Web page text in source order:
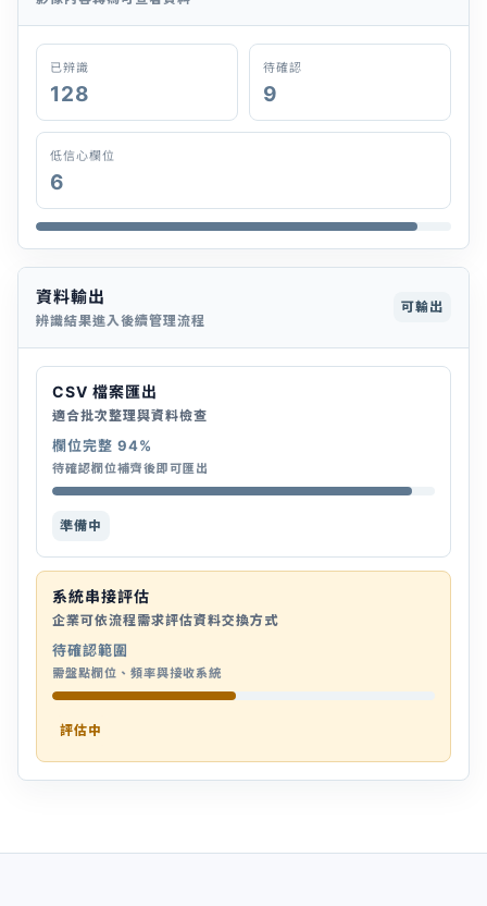
已辨識
128
待確認
9
低信心欄位
6
資料輸出
辨識結果進入後續管理流程
可輸出
CSV 檔案匯出
適合批次整理與資料檢查
欄位完整 94%
待確認欄位補齊後即可匯出
準備中
系統串接評估
企業可依流程需求評估資料交換方式
待確認範圍
需盤點欄位、頻率與接收系統
評估中